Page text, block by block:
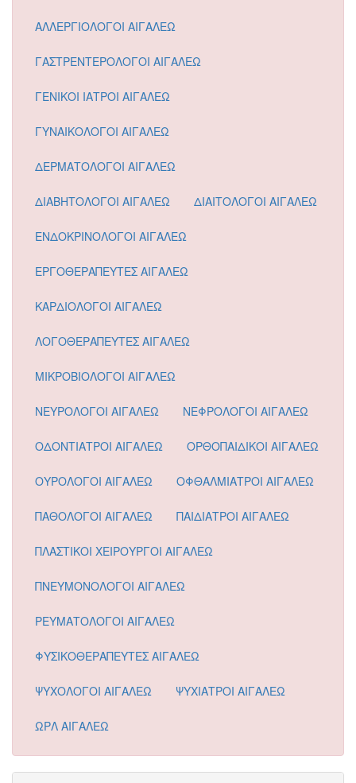
ΑΛΛΕΡΓΙΟΛΟΓΟΙ ΑΙΓΑΛΕΩ
ΓΑΣΤΡΕΝΤΕΡΟΛΟΓΟΙ ΑΙΓΑΛΕΩ
ΓΕΝΙΚΟΙ ΙΑΤΡΟΙ ΑΙΓΑΛΕΩ
ΓΥΝΑΙΚΟΛΟΓΟΙ ΑΙΓΑΛΕΩ
ΔΕΡΜΑΤΟΛΟΓΟΙ ΑΙΓΑΛΕΩ
ΔΙΑΒΗΤΟΛΟΓΟΙ ΑΙΓΑΛΕΩ ΔΙΑΙΤΟΛΟΓΟΙ ΑΙΓΑΛΕΩ
ΕΝΔΟΚΡΙΝΟΛΟΓΟΙ ΑΙΓΑΛΕΩ
ΕΡΓΟΘΕΡΑΠΕΥΤΕΣ ΑΙΓΑΛΕΩ
ΚΑΡΔΙΟΛΟΓΟΙ ΑΙΓΑΛΕΩ
ΛΟΓΟΘΕΡΑΠΕΥΤΕΣ ΑΙΓΑΛΕΩ
ΜΙΚΡΟΒΙΟΛΟΓΟΙ ΑΙΓΑΛΕΩ
ΝΕΥΡΟΛΟΓΟΙ ΑΙΓΑΛΕΩ ΝΕΦΡΟΛΟΓΟΙ ΑΙΓΑΛΕΩ
ΟΔΟΝΤΙΑΤΡΟΙ ΑΙΓΑΛΕΩ ΟΡΘΟΠΑΙΔΙΚΟΙ ΑΙΓΑΛΕΩ
ΟΥΡΟΛΟΓΟΙ ΑΙΓΑΛΕΩ ΟΦΘΑΛΜΙΑΤΡΟΙ ΑΙΓΑΛΕΩ
ΠΑΘΟΛΟΓΟΙ ΑΙΓΑΛΕΩ ΠΑΙΔΙΑΤΡΟΙ ΑΙΓΑΛΕΩ
ΠΛΑΣΤΙΚΟΙ ΧΕΙΡΟΥΡΓΟΙ ΑΙΓΑΛΕΩ
ΠΝΕΥΜΟΝΟΛΟΓΟΙ ΑΙΓΑΛΕΩ
ΡΕΥΜΑΤΟΛΟΓΟΙ ΑΙΓΑΛΕΩ
ΦΥΣΙΚΟΘΕΡΑΠΕΥΤΕΣ ΑΙΓΑΛΕΩ
ΨΥΧΟΛΟΓΟΙ ΑΙΓΑΛΕΩ ΨΥΧΙΑΤΡΟΙ ΑΙΓΑΛΕΩ
ΩΡΛ ΑΙΓΑΛΕΩ